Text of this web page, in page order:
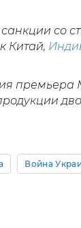
со
Китай,
премьера
Война